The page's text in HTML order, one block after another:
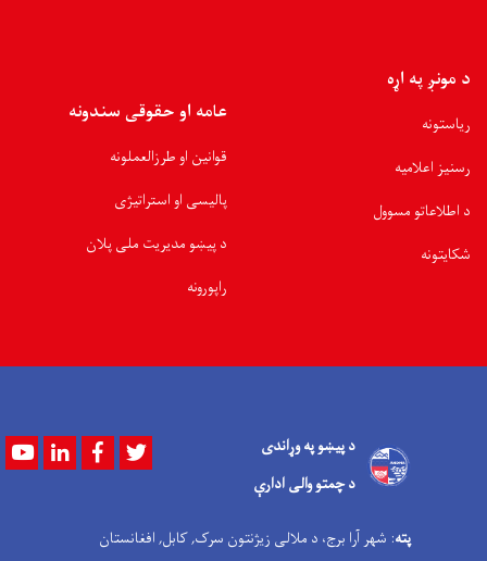
د مونږ په اړه
ریاستونه
رسنیز اعلامیه
د اطلاعاتو مسوول
شکایتونه
عامه او حقوقی سندونه
قوانین او طرزالعملونه
پالیسی او استراتیژی
د پیښو مدیریت ملی پلان
راپورونه
د پیښو په وړاندی
د چمتو والی ادارې
YoutubeLinkedInFacebook
پته: شهر آرا برج، د ملالی زیژنتون سرک, کابل, افغانستان